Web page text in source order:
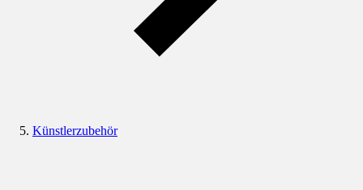
Künstlerzubehör